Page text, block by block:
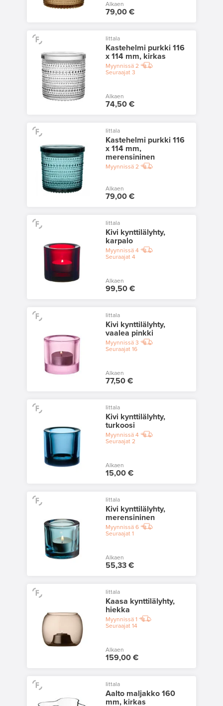
Alkaen
79,00 €
Iittala
Kastehelmi purkki 116
x 114 mm, kirkas
Myynnissä2
Seuraajat3
Alkaen
74,50 €
Iittala
Kastehelmi purkki 116
x 114 mm,
merensininen
Myynnissä2
Alkaen
79,00 €
Iittala
Kivi kynttilälyhty,
karpalo
Myynnissä4
Seuraajat4
Alkaen
99,50 €
Iittala
Kivi kynttilälyhty,
vaalea pinkki
Myynnissä3
Seuraajat16
Alkaen
77,50 €
Iittala
Kivi kynttilälyhty,
turkoosi
Myynnissä4
Seuraajat2
Alkaen
15,00 €
Iittala
Kivi kynttilälyhty,
merensininen
Myynnissä6
Seuraajat1
Alkaen
55,33 €
Iittala
Kaasa kynttilälyhty,
hiekka
Myynnissä1
Seuraajat14
Alkaen
159,00 €
Iittala
Aalto maljakko 160
mm, kirkas